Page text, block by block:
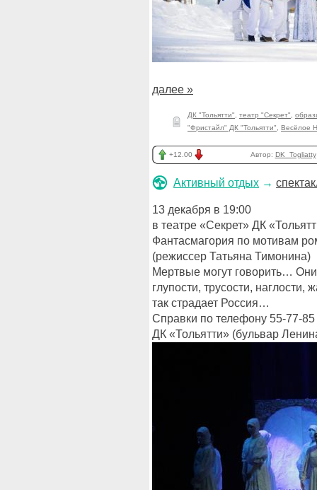
далее »
ДК "Тольятти" театр "Секрет"
"Фристайл" ДК "Тольятти"
Весёлое
+12.00 Автор: DK_Togliatty
Активный отдых →
13 декабря в 19:00
в театре «Секрет» ДК
Фантасмагория по мотивам
(режиссер Татьяна Тимонина)
Мертвые могут говорить…
глупости, трусости, наглости,
так страдает Россия…
Справки по телефону 55-77-85
ДК «Тольятти» (бульвар